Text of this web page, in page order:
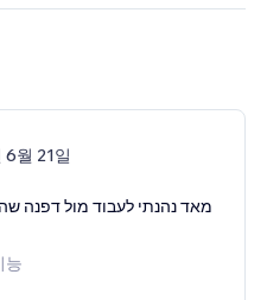
월 21일
מאד נהנתי לעבוד מול דפנה
능